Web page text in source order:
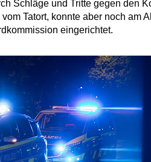
Schläge und Tritte gegen den
Tatort, konnte aber noch am
eingerichtet.